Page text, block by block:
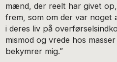
mænd, der reelt har givet
frem, som om der var
i deres liv på
mismod og vrede hos
bekymrer mig.”